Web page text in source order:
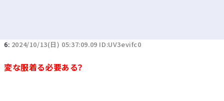
6: 2024/10/13(日) 05:37:09.09 ID:UV3evifc0
変な服着る必要ある？